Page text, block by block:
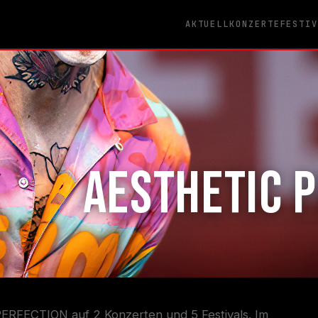
AKTUELLKONZERTE
AESTHETIC
auf 2 Konzerten und 5 Festivals. Im